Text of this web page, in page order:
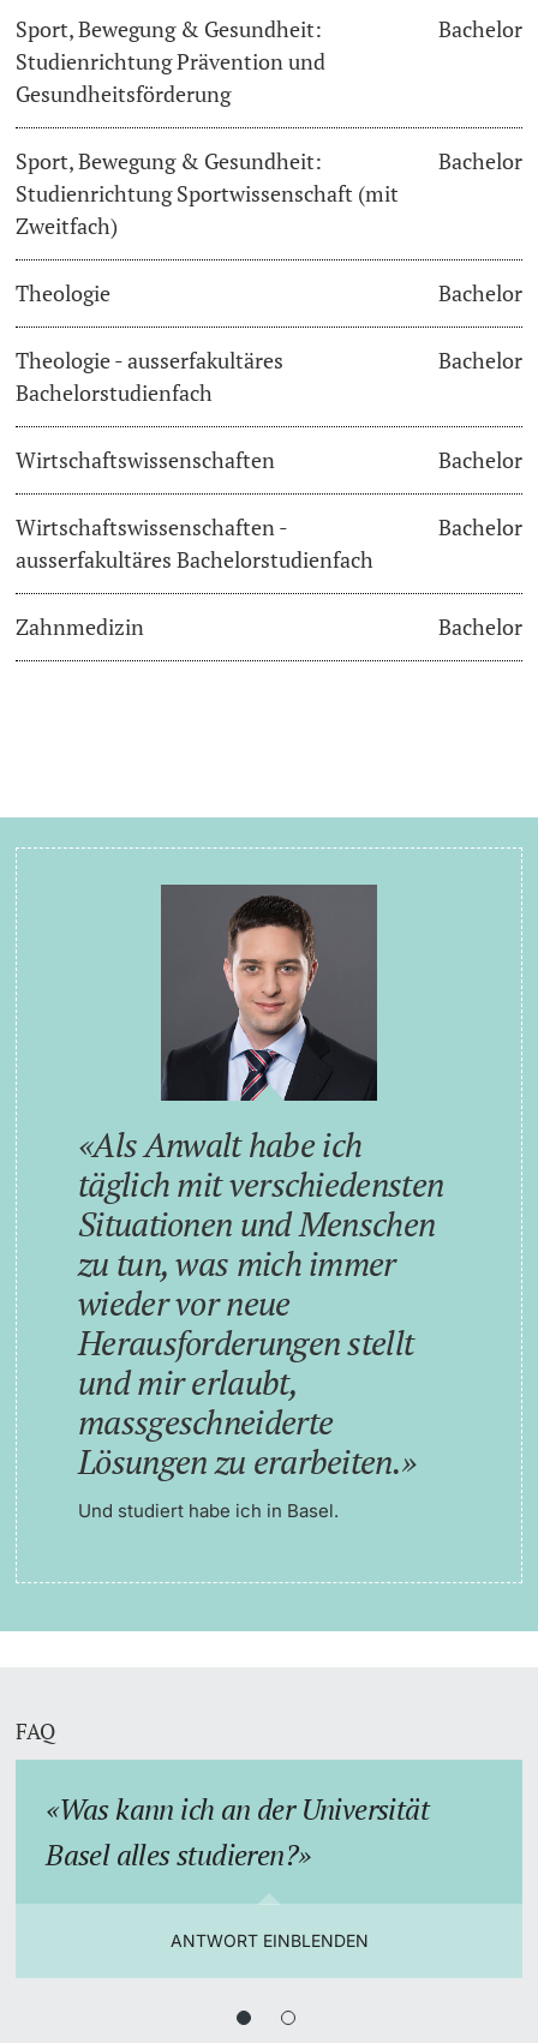
Sport, Bewegung & Gesundheit:
Studienrichtung Prävention und
Gesundheitsförderung
Bachelor
Sport, Bewegung & Gesundheit:
Studienrichtung Sportwissenschaft (mit
Zweitfach)
Bachelor
Theologie Bachelor
Theologie - ausserfakultäres
Bachelorstudienfach
Bachelor
Wirtschaftswissenschaften Bachelor
Wirtschaftswissenschaften -
ausserfakultäres Bachelorstudienfach
Bachelor
Zahnmedizin Bachelor
Als Anwalt habe ich
täglich mit verschiedensten
Situationen und Menschen
zu tun, was mich immer
wieder vor neue
Herausforderungen stellt
und mir erlaubt,
massgeschneiderte
Lösungen zu erarbeiten.
Und studiert habe ich in Basel.
FAQ
Was kann ich an der Universität
Basel alles studieren?
ANTWORT EINBLENDEN